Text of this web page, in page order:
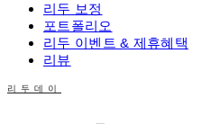
리두 보정
포트폴리오
리두 이벤트 & 제휴혜택
리뷰
리두데이